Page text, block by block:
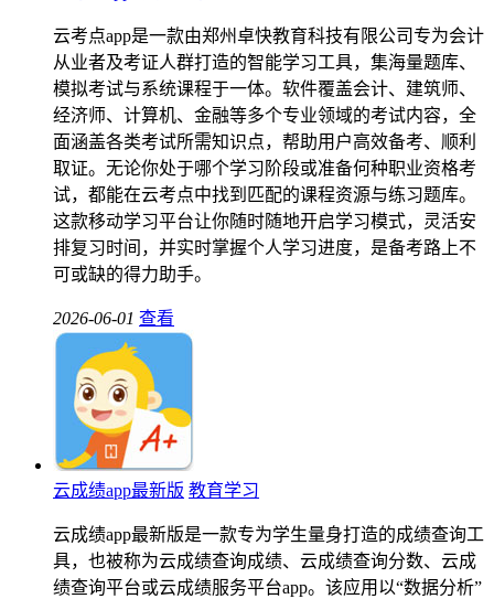
云考点app是一款由郑州卓快教育科技有限公司专为会计
从业者及考证人群打造的智能学习工具，集海量题库、
模拟考试与系统课程于一体。软件覆盖会计、建筑师、
经济师、计算机、金融等多个专业领域的考试内容，全
面涵盖各类考试所需知识点，帮助用户高效备考、顺利
取证。无论你处于哪个学习阶段或准备何种职业资格考
试，都能在云考点中找到匹配的课程资源与练习题库。
这款移动学习平台让你随时随地开启学习模式，灵活安
排复习时间，并实时掌握个人学习进度，是备考路上不
可或缺的得力助手。
2026-06-01 查看
云成绩app最新版 教育学习
云成绩app最新版是一款专为学生量身打造的成绩查询工
具，也被称为云成绩查询成绩、云成绩查询分数、云成
绩查询平台或云成绩服务平台app。该应用以“数据分析”